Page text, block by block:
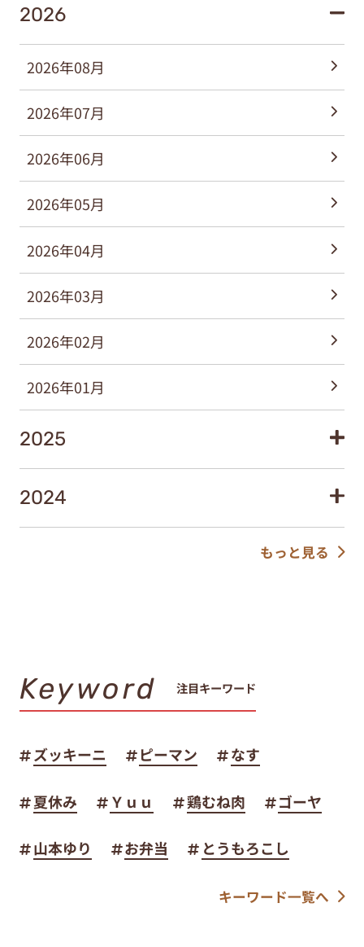
2026
2026年08月
2026年07月
2026年06月
2026年05月
2026年04月
2026年03月
2026年02月
2026年01月
2025
2024
もっと見る
Keyword 注目キーワード
ズッキーニ ピーマン なす
夏休み Ｙｕｕ 鶏むね肉 ゴーヤ
山本ゆり お弁当 とうもろこし
キーワード一覧へ